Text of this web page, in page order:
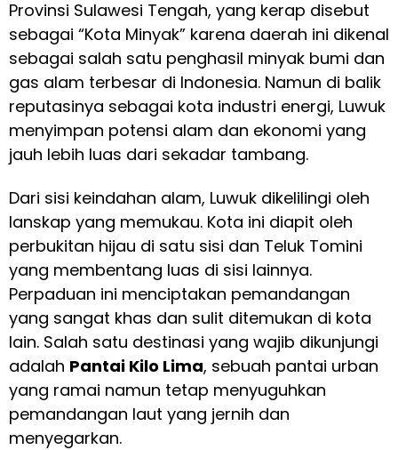
Provinsi Sulawesi Tengah, yang kerap disebut
sebagai “Kota Minyak” karena daerah ini dikenal
sebagai salah satu penghasil minyak bumi dan
gas alam terbesar di Indonesia. Namun di balik
reputasinya sebagai kota industri energi, Luwuk
menyimpan potensi alam dan ekonomi yang
jauh lebih luas dari sekadar tambang.
Dari sisi keindahan alam, Luwuk dikelilingi oleh
lanskap yang memukau. Kota ini diapit oleh
perbukitan hijau di satu sisi dan Teluk Tomini
yang membentang luas di sisi lainnya.
Perpaduan ini menciptakan pemandangan
yang sangat khas dan sulit ditemukan di kota
lain. Salah satu destinasi yang wajib dikunjungi
adalah Pantai Kilo Lima, sebuah pantai urban
yang ramai namun tetap menyuguhkan
pemandangan laut yang jernih dan
menyegarkan.